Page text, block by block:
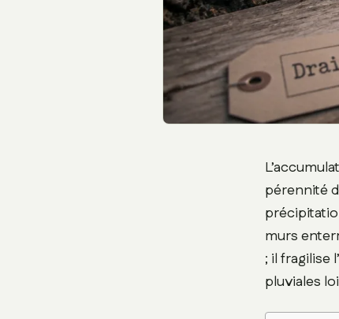
pérennité
murs
; il fragilise
pluviales